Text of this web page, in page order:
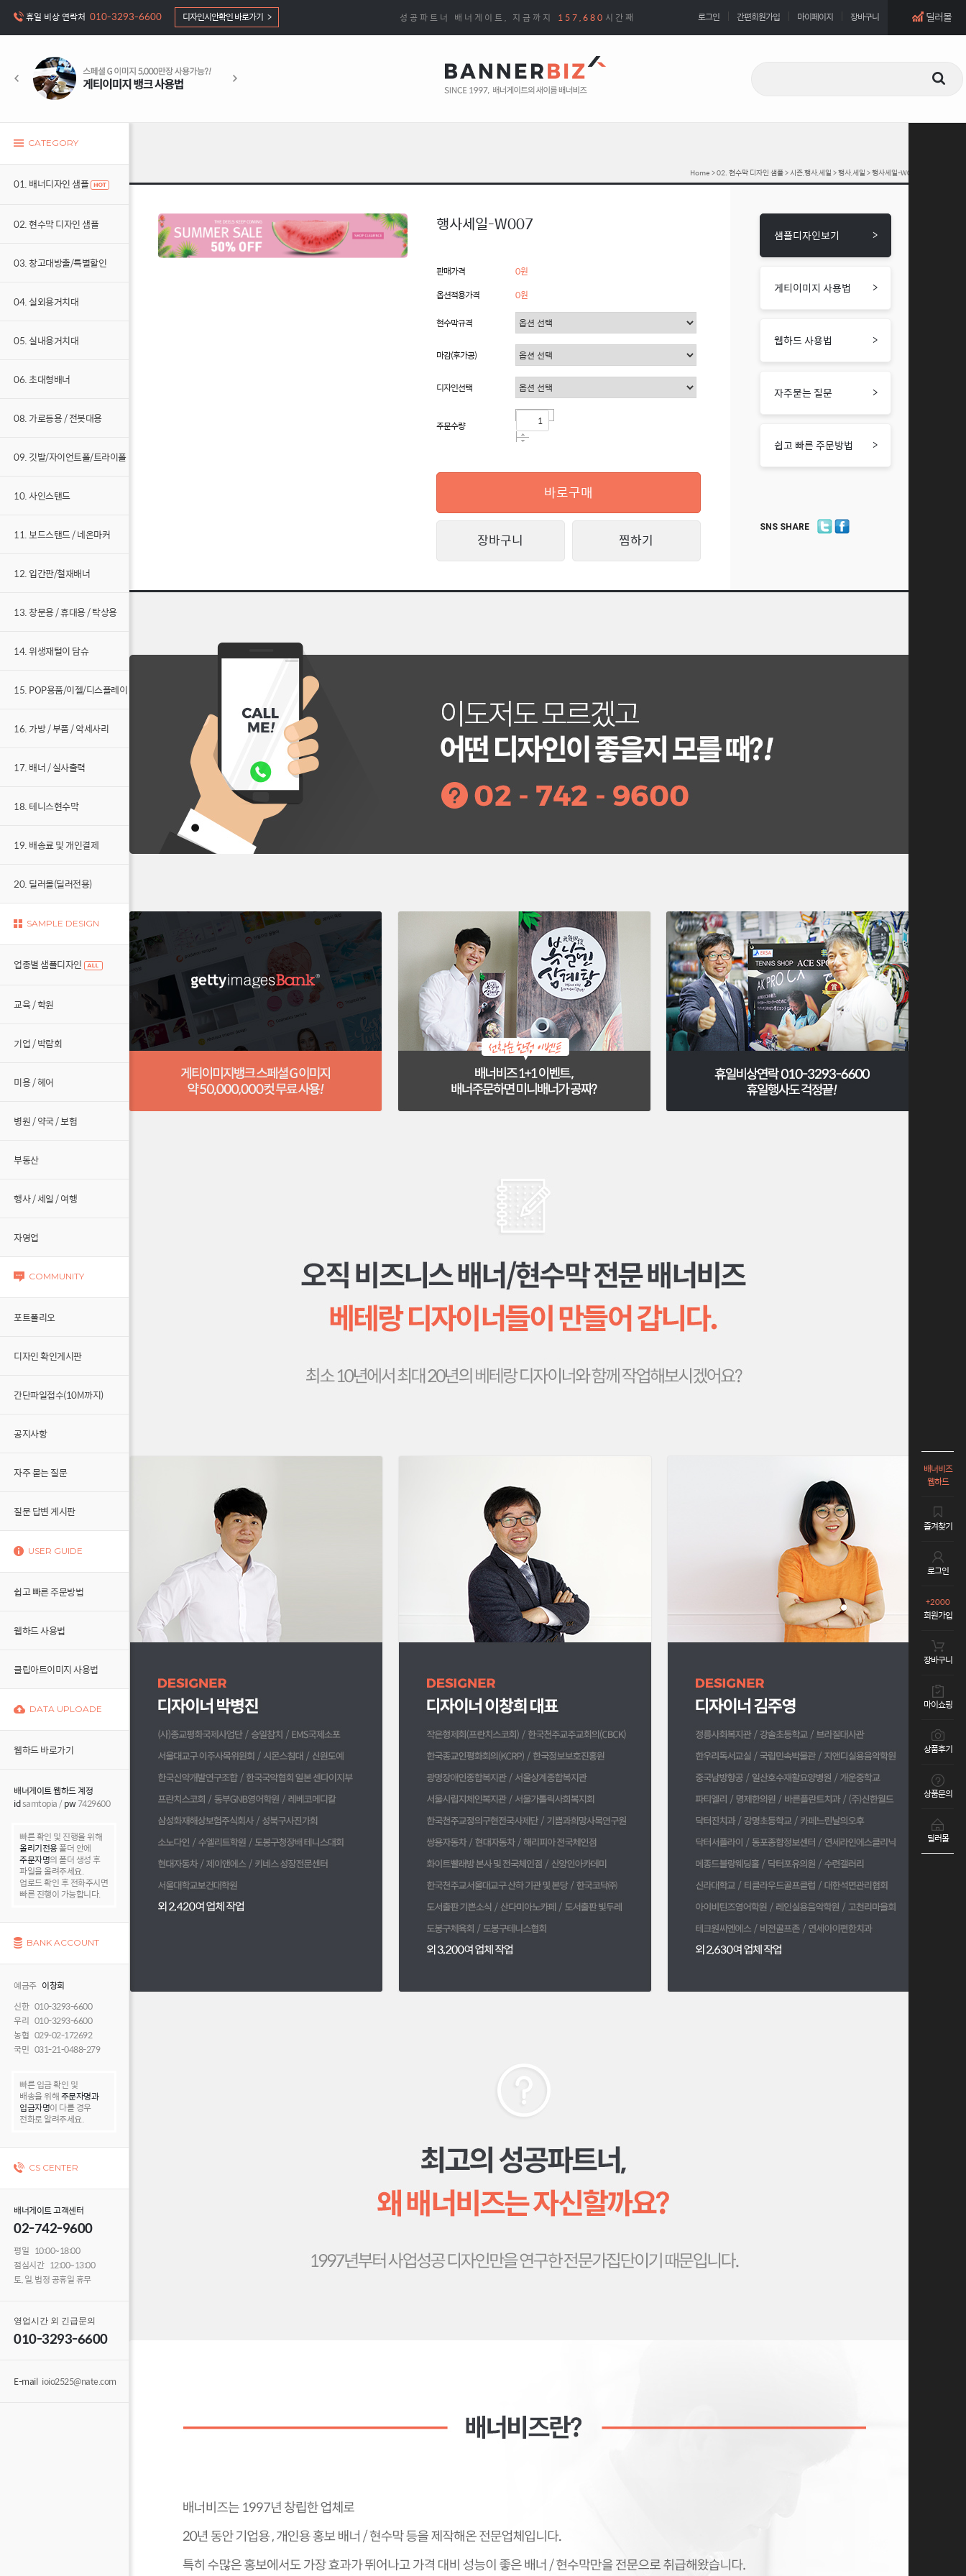
배너비즈
웹하드
즐겨찾기
로그인
+2000
회원가입
장바구니
마이쇼핑
상품후기
상품문의
딜러몰
CATEGORY
01. 배너디자인 샘플
02. 현수막 디자인 샘플
03. 창고대방출/특별할인
04. 실외용거치대
05. 실내용거치대
06. 초대형배너
08. 가로등용 / 전봇대용
09. 깃발/자이언트폴/트라이폴
10. 사인스탠드
11. 보드스탠드 / 네온마커
12. 입간판/철재배너
13. 창문용 / 휴대용 / 탁상용
14. 위생재털이 담슈
15. POP용품/이젤/디스플레이
16. 가방 / 부품 / 악세사리
17. 배너 / 실사출력
18. 테니스현수막
19. 배송료 및 개인결제
20. 딜러몰(딜러전용)
SAMPLE DESIGN
업종별 샘플디자인
교육 / 학원
기업 / 박람회
미용 / 헤어
병원 / 약국 / 보험
부동산
행사 / 세일 / 여행
자영업
COMMUNITY
포트폴리오
디자인 확인게시판
간단파일접수(10M까지)
공지사항
자주 묻는 질문
질문 답변 게시판
USER GUIDE
쉽고 빠른 주문방법
웹하드 사용법
클립아트이미지 사용법
DATA UPLOADE
웹하드 바로가기
배너게이트 웹하드 계정
idsamtopia /pw7429600
빠른 확인 및 진행을 위해
올리기전용폴더 안에
주문자명의 폴더 생성 후
파일을 올려주세요.
업로드 확인 후 전화주시면
빠른 진행이 가능합니다.
BANK ACCOUNT
예금주이창희
신한 010-3293-6600
우리 010-3293-6600
농협 029-02-172692
국민 031-21-0488-279
빠른 입금 확인 및
배송을 위해주문자명과
입금자명이 다를 경우
전화로 알려주세요.
CS CENTER
배너게이트 고객센터
02-742-9600
평일 10:00~18:00
점심시간 12:00~13:00
토, 일, 법정 공휴일 휴무
영업시간 외 긴급문의
010-3293-6600
E-mail ioio2525@nate.com
휴일 비상 연락처 010-3293-6600 디자인시안확인 바로가기 > 성공파트너 배너게이트, 지금까지 157,680 시간째 로그인 간편회원가입 마이페이지 장바구니 딜러몰
Home>02. 현수막 디자인 샘플>시즌,행사,세일>행사,세일> 행사세일-W007
행사세일-W007
판매가격
0원
옵션적용가격
0원
현수막규격
마감(후가공)
디자인선택
주문수량
바로구매
장바구니 찜하기
샘플디자인보기 >
게티이미지 사용법 >
웹하드 사용법 >
자주묻는 질문 >
쉽고 빠른 주문방법 >
SNS SHARE